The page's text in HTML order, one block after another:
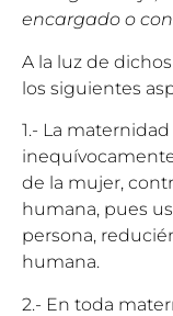
encargado o
A la luz de
los siguientes
1.- La
de la mujer,
humana, pues
persona,
humana.
2.- En toda